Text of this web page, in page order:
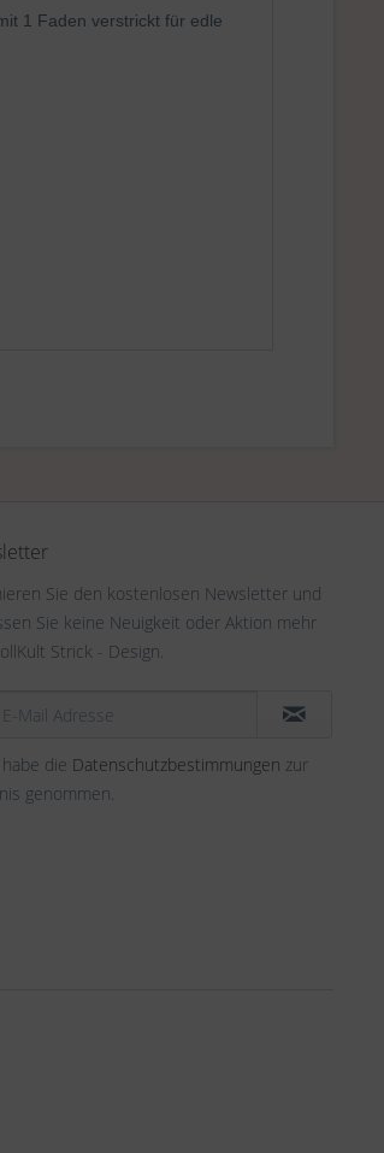
1 Faden verstrickt für edle
Sie den kostenlosen Newsletter und
Sie keine Neuigkeit oder Aktion mehr
Strick - Design.
die Datenschutzbestimmungen zur
genommen.